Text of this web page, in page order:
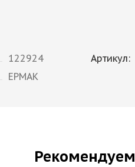
122924
ЕРМАК
Артикул:
Рекомендуем